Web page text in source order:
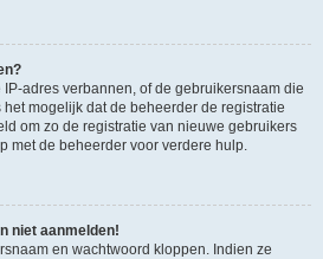
adres verbannen, of de gebruikersnaam die
mogelijk dat de beheerder de registratie
om zo de registratie van nieuwe gebruikers
met de beheerder voor verdere hulp.
niet aanmelden!
en wachtwoord kloppen. Indien ze